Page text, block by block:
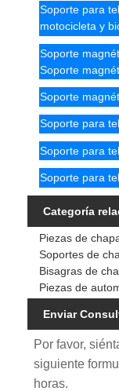
Soporte para
motocicleta y
Soporte
Soporte
Soporte
Soporte para
Soporte para
Soporte para
Categoría
Piezas de
Soportes de
Bisagras de
Piezas de
Enviar
Por favor,
siguiente
horas.